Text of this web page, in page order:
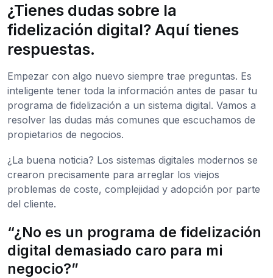
¿Tienes dudas sobre la
fidelización digital? Aquí tienes
respuestas.
Empezar con algo nuevo siempre trae preguntas. Es
inteligente tener toda la información antes de pasar tu
programa de fidelización a un sistema digital. Vamos a
resolver las dudas más comunes que escuchamos de
propietarios de negocios.
¿La buena noticia? Los sistemas digitales modernos se
crearon precisamente para arreglar los viejos
problemas de coste, complejidad y adopción por parte
del cliente.
“¿No es un programa de fidelización
digital demasiado caro para mi
negocio?”